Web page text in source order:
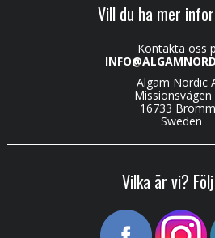
Vill du ha mer
Kontakta oss
Algam Nordic
Missionsvägen
16733
Sweden
Vilka är vi?